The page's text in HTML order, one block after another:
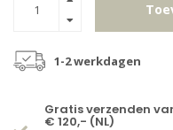
1-2 werkdagen
Gratis verzenden
€ 120,- (NL)